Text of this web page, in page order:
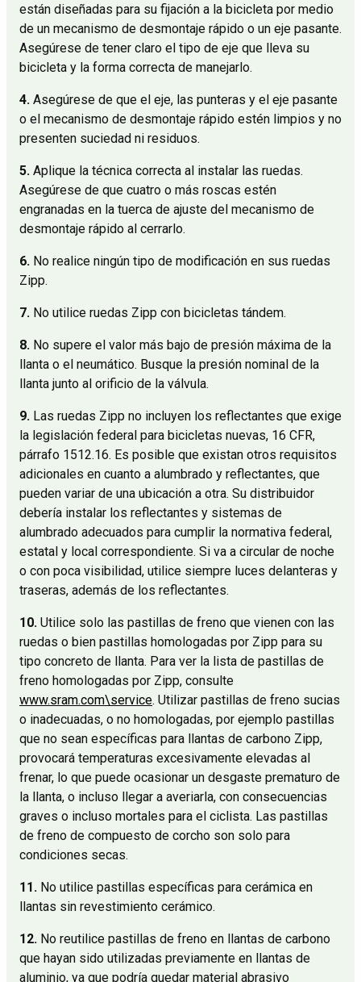
están diseñadas para su fijación a la bicicleta por medio
de un mecanismo de desmontaje rápido o un eje pasante.
Asegúrese de tener claro el tipo de eje que lleva su
bicicleta y la forma correcta de manejarlo.
4. Asegúrese de que el eje, las punteras y el eje pasante
o el mecanismo de desmontaje rápido estén limpios y no
presenten suciedad ni residuos.
5. Aplique la técnica correcta al instalar las ruedas.
Asegúrese de que cuatro o más roscas estén
engranadas en la tuerca de ajuste del mecanismo de
desmontaje rápido al cerrarlo.
6. No realice ningún tipo de modificación en sus ruedas
Zipp.
7. No utilice ruedas Zipp con bicicletas tándem.
8. No supere el valor más bajo de presión máxima de la
llanta o el neumático. Busque la presión nominal de la
llanta junto al orificio de la válvula.
9. Las ruedas Zipp no incluyen los reflectantes que exige
la legislación federal para bicicletas nuevas, 16 CFR,
párrafo 1512.16. Es posible que existan otros requisitos
adicionales en cuanto a alumbrado y reflectantes, que
pueden variar de una ubicación a otra. Su distribuidor
debería instalar los reflectantes y sistemas de
alumbrado adecuados para cumplir la normativa federal,
estatal y local correspondiente. Si va a circular de noche
o con poca visibilidad, utilice siempre luces delanteras y
traseras, además de los reflectantes.
10. Utilice solo las pastillas de freno que vienen con las
ruedas o bien pastillas homologadas por Zipp para su
tipo concreto de llanta. Para ver la lista de pastillas de
freno homologadas por Zipp, consulte
www.sram.com\service. Utilizar pastillas de freno sucias
o inadecuadas, o no homologadas, por ejemplo pastillas
que no sean específicas para llantas de carbono Zipp,
provocará temperaturas excesivamente elevadas al
frenar, lo que puede ocasionar un desgaste prematuro de
la llanta, o incluso llegar a averiarla, con consecuencias
graves o incluso mortales para el ciclista. Las pastillas
de freno de compuesto de corcho son solo para
condiciones secas.
11. No utilice pastillas específicas para cerámica en
llantas sin revestimiento cerámico.
12. No reutilice pastillas de freno en llantas de carbono
que hayan sido utilizadas previamente en llantas de
aluminio, ya que podría quedar material abrasivo